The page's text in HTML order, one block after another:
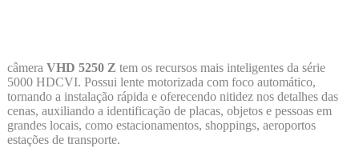
câmera VHD 5250 Z tem os recursos mais inteligentes da série
5000 HDCVI. Possui lente motorizada com foco automático,
tornando a instalação rápida e oferecendo nitidez nos detalhes das
cenas, auxiliando a identificação de placas, objetos e pessoas em
grandes locais, como estacionamentos, shoppings, aeroportos
estações de transporte.